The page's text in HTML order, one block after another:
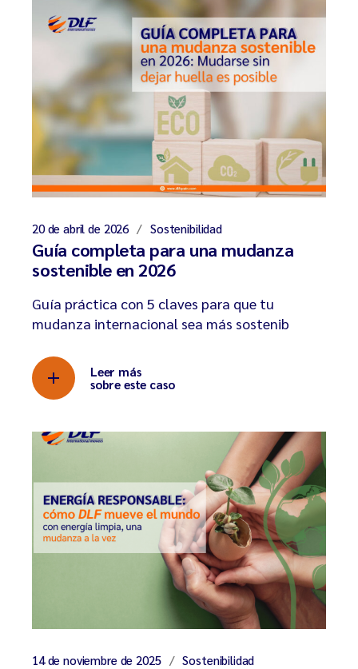
20 de abril de 2026 Sostenibilidad
Guía completa para una mudanza
sostenible en 2026
Guía práctica con 5 claves para que tu
mudanza internacional sea más sostenib
Leer más
sobre este caso
14 de noviembre de 2025 Sostenibilidad